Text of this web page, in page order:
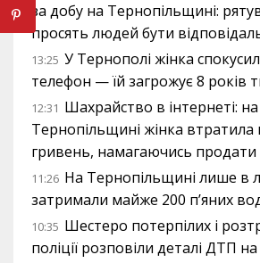
за добу на Тернопільщині:
просять людей бути
13:25 У Тернополі жінка
телефон — їй загрожує 8 років
12:31 Шахрайство в інтернеті: на
Тернопільщині жінка втратила
гривень, намагаючись продати
11:26 На Тернопільщині лише в
затримали майже 200 п’яних
10:35 Шестеро потерпілих і
поліції розповіли деталі ДТП на